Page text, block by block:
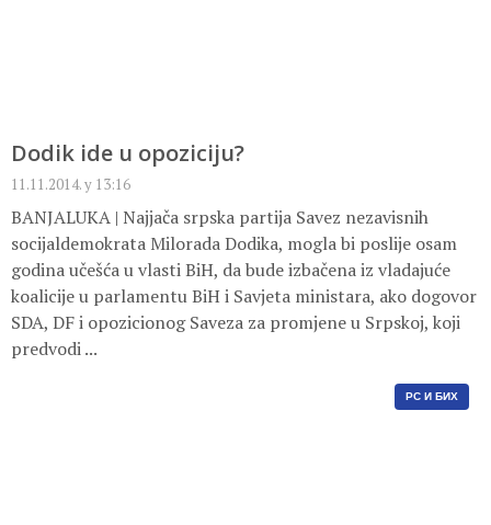
Dodik ide u opoziciju?
11.11.2014. у 13:16
BANJALUKA | Najjača srpska partija Savez nezavisnih
socijaldemokrata Milorada Dodika, mogla bi poslije osam
godina učešća u vlasti BiH, da bude izbačena iz vladajuće
koalicije u parlamentu BiH i Savjeta ministara, ako dogovor
SDA, DF i opozicionog Saveza za promjene u Srpskoj, koji
predvodi ...
РС И БИХ